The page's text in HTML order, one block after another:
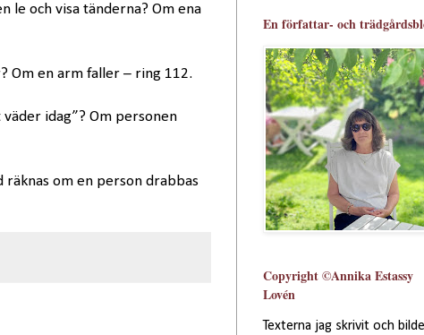
le och visa tänderna? Om ena
Om en arm faller – ring 112.
idag”? Om personen
om en person drabbas
En författar- och
Copyright ©Annika Estassy
Lovén
Texterna jag skrivit och